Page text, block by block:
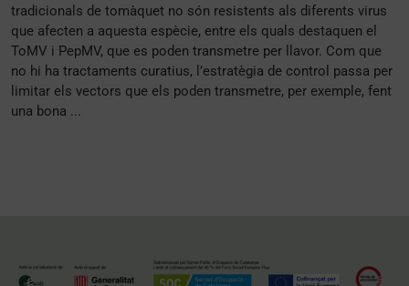
tradicionals de tomàquet no són resistents als diferents virus
que afecten a aquesta espècie, entre els quals destaquen el
ToMV i PepMV, que es poden transmetre per llavor. Com que
no hi ha tractaments curatius, l’estratègia de control passa per
limitar els vectors que els poden transmetre, per exemple, fent
una bona ...